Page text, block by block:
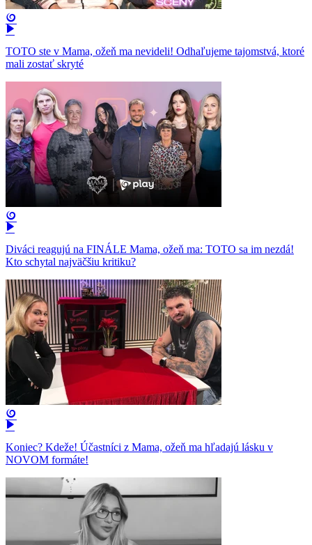
TOTO ste v Mama, ožeň ma nevideli! Odhaľujeme tajomstvá, ktoré
mali zostať skryté
Diváci reagujú na FINÁLE Mama, ožeň ma: TOTO sa im nezdá!
Kto schytal najväčšiu kritiku?
Koniec? Kdeže! Účastníci z Mama, ožeň ma hľadajú lásku v
NOVOM formáte!